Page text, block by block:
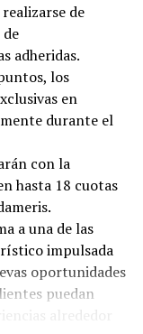
de
adheridas.
los
en
durante el
con la
hasta 18 cuotas
a una de las
impulsada
oportunidades
puedan